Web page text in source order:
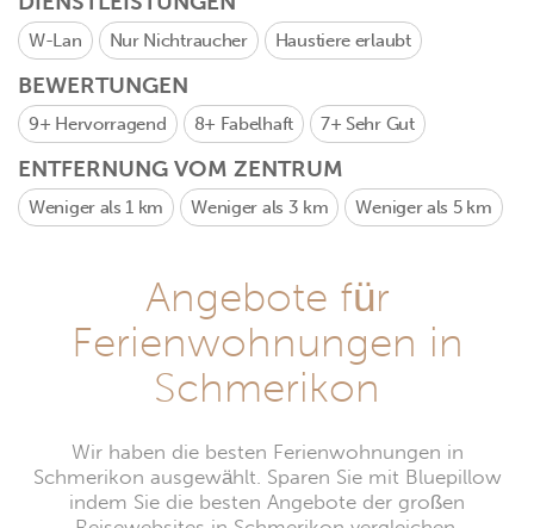
W-Lan Nur Nichtraucher Haustiere erlaubt
BEWERTUNGEN
9+ Hervorragend 8+ Fabelhaft 7+ Sehr Gut
ENTFERNUNG VOM ZENTRUM
Weniger als 1 km Weniger als 3 km Weniger als 5 km
Angebote für
Ferienwohnungen in
Schmerikon
Wir haben die besten Ferienwohnungen in
Schmerikon ausgewählt. Sparen Sie mit Bluepillow
indem Sie die besten Angebote der großen